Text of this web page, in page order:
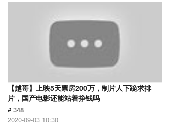
【越哥】上映5天票房200万，制片人下跪求排
片，国产电影还能站着挣钱吗
# 348
2020-09-03 10:30